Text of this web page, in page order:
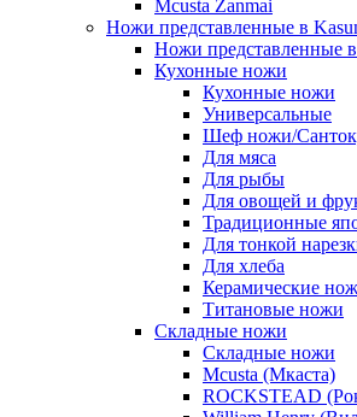
Mcusta Zanmai
Ножи представленные в
Ножи представленные
Кухонные ножи
Кухонные ножи
Универсальные
Шеф ножи/
Для мяса
Для рыбы
Для овощей и
Традиционные
Для тонкой
Для хлеба
Керамические
Титановые ножи
Складные ножи
Складные ножи
Mcusta (Мкаста)
ROCKSTEAD